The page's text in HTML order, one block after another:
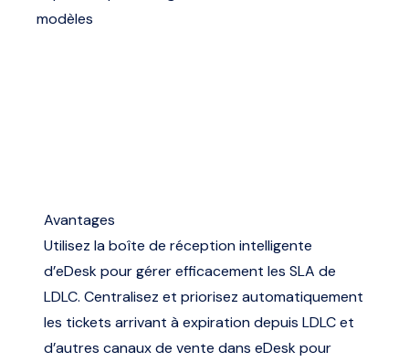
modèles
Avantages
Utilisez la boîte de réception intelligente
d’eDesk pour gérer efficacement les SLA de
LDLC. Centralisez et priorisez automatiquement
les tickets arrivant à expiration depuis LDLC et
d’autres canaux de vente dans eDesk pour